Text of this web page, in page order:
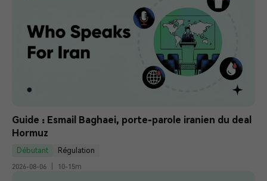
Guide : Esmail Baghaei, porte-parole iranien du deal
Hormuz
Débutant
Régulation
2026-08-06
10-15m